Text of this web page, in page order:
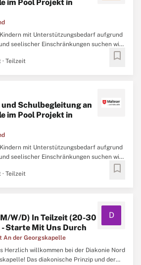
im Pool Projekt in
mit Unterstützungsbedarf aufgrund
seelischer Einschränkungen suchen wir
eine Projektassistenz und Schulbegleitung,
und Pausenzeiten an einer Geesthachter
Teilzeit bookmark
Schulbegleitung an
im Pool Projekt in
mit Unterstützungsbedarf aufgrund
seelischer Einschränkungen suchen wir
eine Projektassistenz und Schulbegleitung,
und Pausenzeiten an einer Geesthachter
Teilzeit bookmark
W/D) In Teilzeit (20-30
Starte Mit Uns Durch
An der Georgskapelle
D
Herzlich willkommen bei der Diakonie Nord
Das diakonische Prinzip und der